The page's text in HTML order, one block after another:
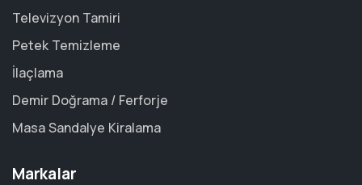
Televizyon Tamiri
Petek Temizleme
İlaçlama
Demir Doğrama / Ferforje
Masa Sandalye Kiralama
Markalar